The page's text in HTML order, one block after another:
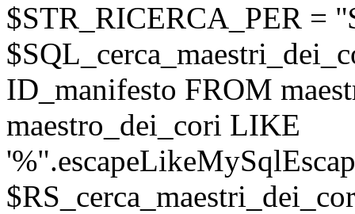
$STR_RICERCA_PER = "
ID_manifesto FROM
maestro_dei_cori LIKE